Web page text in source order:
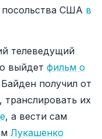
посольства США в
телеведущий
выйдет фильм о
Байден получил от
их
, а вести сам
Лукашенко